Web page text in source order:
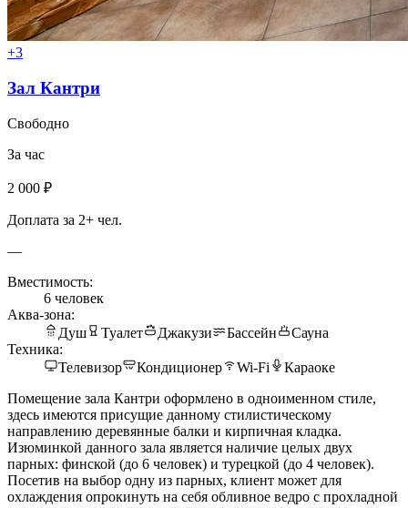
+3
Зал Кантри
Свободно
За час
2 000 ₽
Доплата за 2+ чел.
—
Вместимость:
6 человек
Аква-зона:
Душ
Туалет Джакузи Бассейн
Сауна
Техника:
Телевизор
Кондиционер Wi-Fi
Караоке
Помещение зала Кантри оформлено в одноименном стиле,
здесь имеются присущие данному стилистическому
направлению деревянные балки и кирпичная кладка.
Изюминкой данного зала является наличие целых двух
парных: финской (до 6 человек) и турецкой (до 4 человек).
Посетив на выбор одну из парных, клиент может для
охлаждения опрокинуть на себя обливное ведро с прохладной